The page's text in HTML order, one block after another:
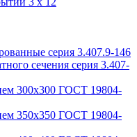
серия 3.407.9-146
сечения серия 3.407-
300х300 ГОСТ 19804-
350х350 ГОСТ 19804-